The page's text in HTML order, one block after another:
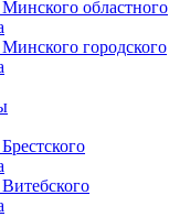
областного
городского